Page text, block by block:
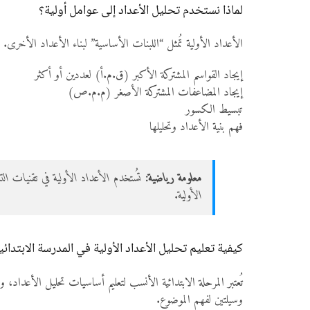
لماذا نستخدم تحليل الأعداد إلى عوامل أولية؟
الأعداد الأولية تُمثل “اللبنات الأساسية” لبناء الأعداد
إيجاد القواسم المشتركة الأكبر (ق.م.أ) لعددين أو أكثر
إيجاد المضاعفات المشتركة الأصغر (م.م.ص)
تبسيط الكسور
فهم بنية الأعداد وتحليلها
معلومة رياضية:
الأولية.
كيفية تعليم تحليل الأعداد الأولية في المدرسة
تُعتبر المرحلة الابتدائية الأنسب لتعليم أساسيات تحليل
وسيلتين لفهم الموضوع.